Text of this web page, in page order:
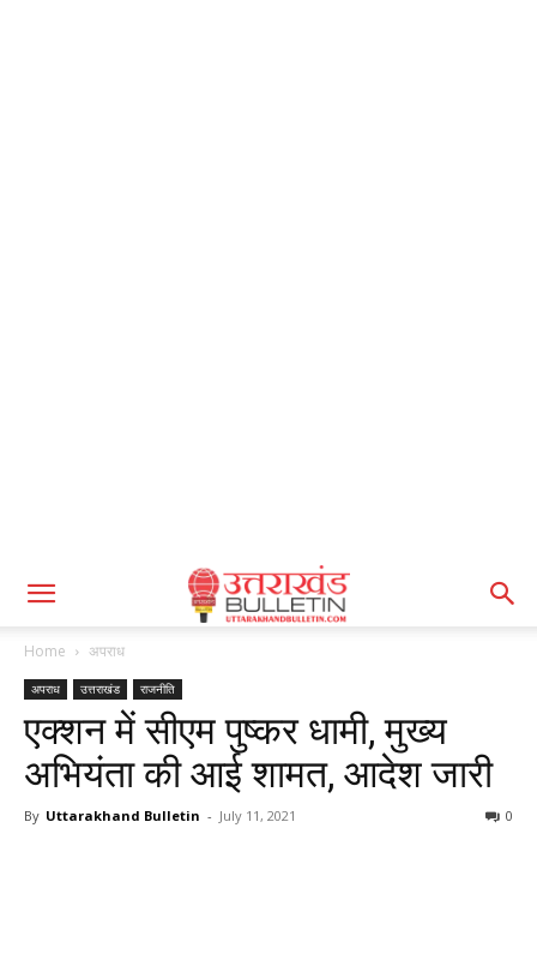
Home अपराध
अपराध उत्तराखंड राजनीति
एक्शन में सीएम पुष्कर धामी, मुख्य
अभियंता की आई शामत, आदेश जारी
By Uttarakhand Bulletin - July 11, 2021 0